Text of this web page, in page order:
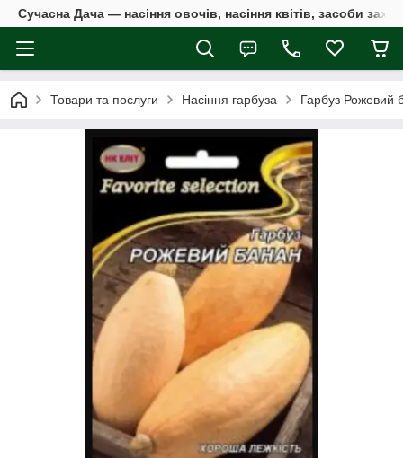
Сучасна Дача — насіння овочів, насіння квітів, засоби
Товари та послуги Насіння гарбуза Гарбуз Рожевий